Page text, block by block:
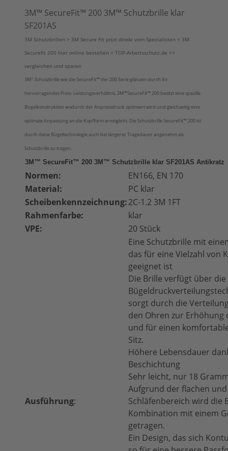
3M™ SecureFit™ 200 3M™ Schutzbrille klar
SF201AS
3M Schutzbrillen > 3M Secure Fit jetzt direkt vom Spezialisten < 3M
Securefit 200 hier online bestellen > TOP-Arbeitsschutz.de >>
vergleichen und sparen
3M ™ Schutzbrille wie die SecureFit™ der 200 Serie glänzen durch ihr
hervorragendes Preis- Leistungsverhältnis. 3M™SecureFit™ 200 besitzt eine spezille
Bügelkonstruktion wodurch der Anpressdruck optimiert wird und gleichzeitig eine
optimale Anpassung an die Kopfform ermöglicht. Die SchutzbrilleSecureFit™ 200 ist
durch diese Bügeltechnologie auch bei längerer Tragedauer angenehm als
Schutzbrille zu tragen.
3M™ SecureFit™ 200 3M™ Schutzbrille klar SF201AS Antikratz
Normen:
EN166, EN 170
Material:
PC klar
Scheibenkennzeichnung:2C-1.2 3M 1FT
Rahmenfarbe:
klar
VPE:
20 Stück
Ausführung:
Eine Schutzbrille mit
das für eine Vielzahl von
geeignet ist
Die Brille verfügt über
sorgt durch die
den Ohren zur Erhöhung
und für einen
Sitz.
Höhere Lebensdauer
Beschichtung
Sehr leicht, nur 18
Aufgrund der flachen
Schläfenbereich wird die
Kombination mit einem
getragen.
Ein Design, das sich